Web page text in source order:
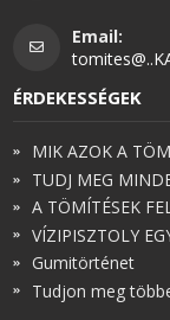
Email:
ÉRDEKESSÉGEK
MIK AZOK A
TUDJ MEG
A TÖMÍTÉSEK
VÍZIPISZTOLY
Gumitörténet
Tudjon meg